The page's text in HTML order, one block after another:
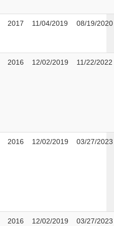
2017 11/04/2019 08/19/2020
2016 12/02/2019 11/22/2022
2016 12/02/2019 03/27/2023
2016 12/02/2019 03/27/2023